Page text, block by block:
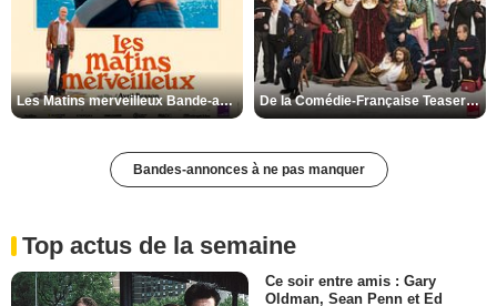
Les Matins merveilleux Bande-annonce VF De la Comédie-Française Teaser VF
Bandes-annonces à ne pas manquer
Top actus de la semaine
Ce soir entre amis : Gary
Oldman, Sean Penn et Ed